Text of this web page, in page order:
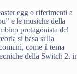
egg o riferimenti a
e le musiche della
protagonista del
si basa sulla
come il tema
della Switch 2, in